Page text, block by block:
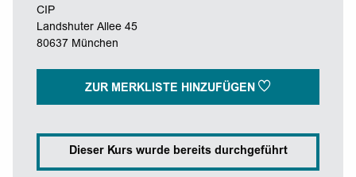
CIP
Landshuter Allee 45
80637 München
ZUR MERKLISTE HINZUFÜGEN
Dieser Kurs wurde bereits durchgeführt